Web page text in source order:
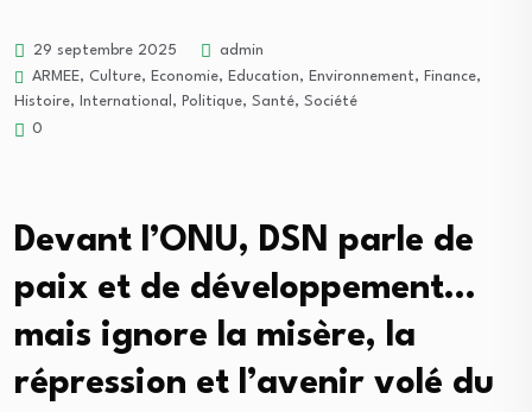
29 septembre 2025
admin
ARMEE, Culture, Economie, Education, Environnement, Finance,
Histoire, International , Politique, Santé, Société
0
Devant l’ONU, DSN parle de
paix et de développement…
mais ignore la misère, la
répression et l’avenir volé du